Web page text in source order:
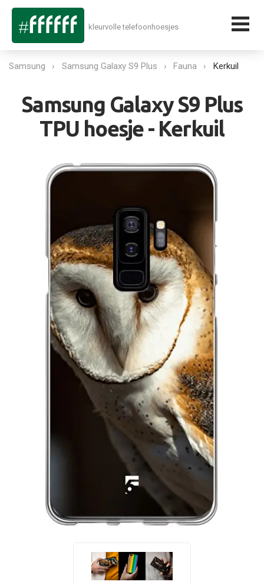
kleurvolle telefoonhoesjes
Samsung Samsung Galaxy S9 Plus Fauna Kerkuil
Samsung Galaxy S9 Plus
TPU hoesje - Kerkuil